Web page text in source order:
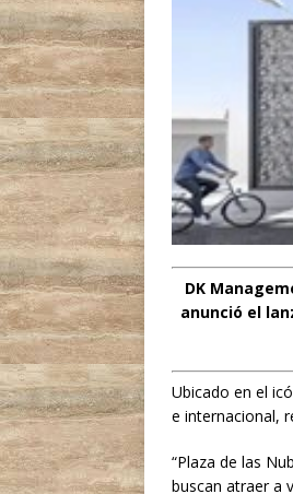
DK
anunció el
Ubicado en el
e internacional,
“Plaza de las
buscan atraer a